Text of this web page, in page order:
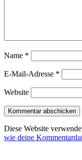
Name *
E-Mail-Adresse *
Website
Diese Website
wie deine